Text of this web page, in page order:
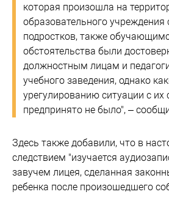
которая произошла на
образовательного учреждения
подростков, также
обстоятельства были
должностным лицам и
учебного заведения, однако
урегулированию ситуации с их
предпринято не было", –
Здесь также добавили, что в
следствием "изучается
завучем лицея, сделанная
ребенка после произошедшего